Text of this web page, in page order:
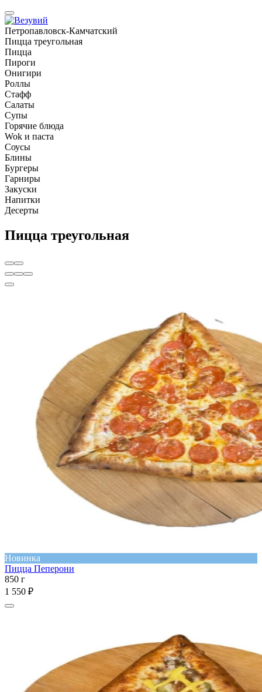
Петропавловск-Камчатский
Пицца треугольная
Пицца
Пироги
Онигири
Роллы
Стафф
Салаты
Супы
Горячие блюда
Wok и паста
Соусы
Блины
Бургеры
Гарниры
Закуски
Напитки
Десерты
Пицца треугольная
Новинка
Пицца Пеперони
850 г
1 550 ₽